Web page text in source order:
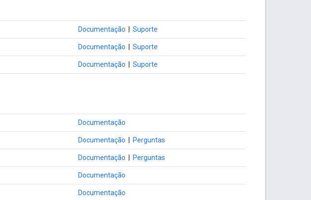
Documentação Suporte
Documentação Suporte
Documentação Suporte
Documentação
Documentação Perguntas
Documentação Perguntas
Documentação
Documentação